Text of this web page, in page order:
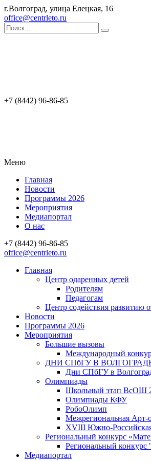
г.Волгоград, улица Елецкая, 16
office@centrleto.ru
+7 (8442) 96-86-85
Меню
Главная
Новости
Программы 2026
Мероприятия
Медиапортал
О нас
+7 (8442) 96-86-85
office@centrleto.ru
Главная
Центр одаренных детей
Родителям
Педагогам
Центр содействия развитию
Новости
Программы 2026
Мероприятия
Большие вызовы
Международный
ДНИ СПбГУ В
Дни СПбГУ в
Олимпиады
Школьный этап ВсОШ
Олимпиады КФУ
РобоОлимп
Межрегиональная
XVIII Южно-Российская
Региональный конкурс
Региональный
Медиапортал